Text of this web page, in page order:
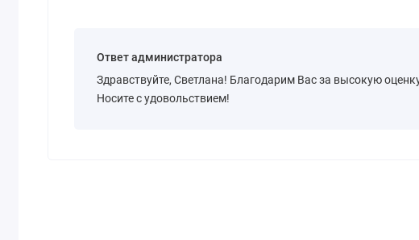
Ответ администратора
Здравствуйте, Светлана! Благодарим Вас за высокую
Носите с удовольствием!